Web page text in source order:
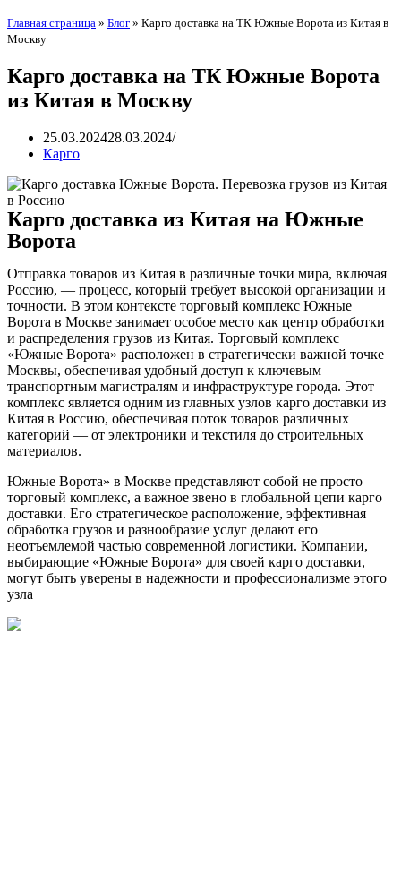
Главная страница » Блог » Карго доставка на ТК Южные Ворота из Китая в
Москву
Карго доставка на ТК Южные Ворота
из Китая в Москву
25.03.202428.03.2024
Карго
Карго доставка из Китая на Южные
Ворота
Отправка товаров из Китая в различные точки мира, включая
Россию, — процесс, который требует высокой организации и
точности. В этом контексте торговый комплекс Южные
Ворота в Москве занимает особое место как центр обработки
и распределения грузов из Китая. Торговый комплекс
«Южные Ворота» расположен в стратегически важной точке
Москвы, обеспечивая удобный доступ к ключевым
транспортным магистралям и инфраструктуре города. Этот
комплекс является одним из главных узлов карго доставки из
Китая в Россию, обеспечивая поток товаров различных
категорий — от электроники и текстиля до строительных
материалов.
Южные Ворота» в Москве представляют собой не просто
торговый комплекс, а важное звено в глобальной цепи карго
доставки. Его стратегическое расположение, эффективная
обработка грузов и разнообразие услуг делают его
неотъемлемой частью современной логистики. Компании,
выбирающие «Южные Ворота» для своей карго доставки,
могут быть уверены в надежности и профессионализме этого
узла